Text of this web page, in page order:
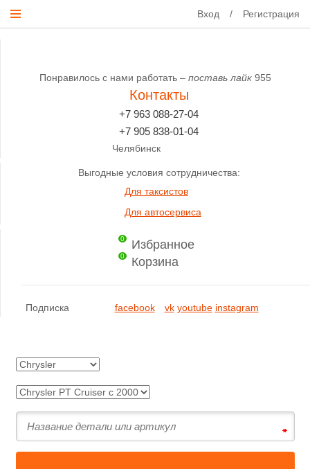
Вход / Регистрация
Понравилось с нами работать – поставь лайк 955
Контакты
+7 963 088-27-04
+7 905 838-01-04
Челябинск
Выгодные условия сотрудничества:
Для таксистов
Для автосервиса
0 Избранное
0 Корзина
Подписка facebook vk youtube instagram